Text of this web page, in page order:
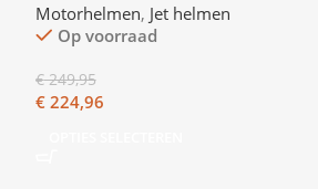
Motorhelmen, Jet helmen
Op voorraad
€249,95
€224,96